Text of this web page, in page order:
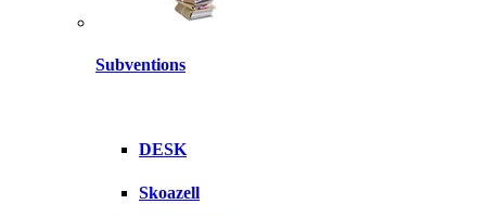
Subventions
DESK
Skoazell